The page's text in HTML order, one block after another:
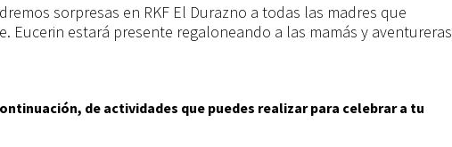
sorpresas en RKF El Durazno a todas las madres que
Eucerin estará presente regaloneando a las mamás y aventureras
de actividades que puedes realizar para celebrar a tu